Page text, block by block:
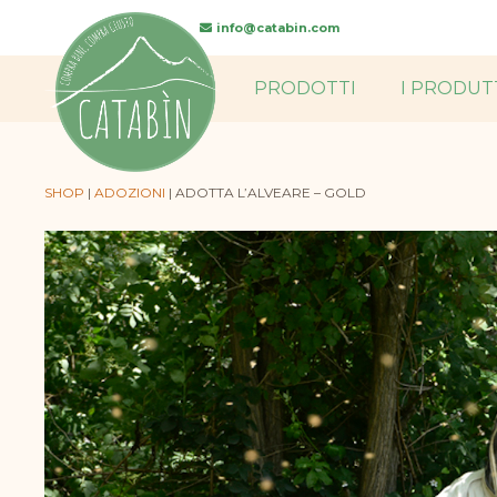
info@catabin.com
PRODOTTI I
SHOP | ADOZIONI | ADOTTA L’ALVEARE – GOLD